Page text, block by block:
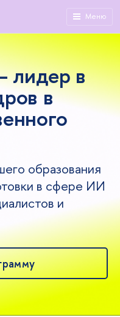
Меню
в
в
образования
в сфере ИИ
и